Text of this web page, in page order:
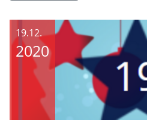
19.12.
2020